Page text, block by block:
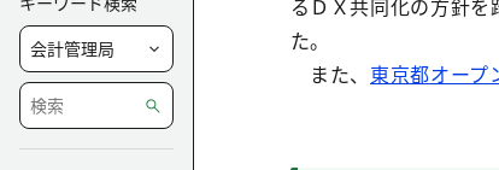
るＤＸ共同化の方針
た。
また、 東京都オープ